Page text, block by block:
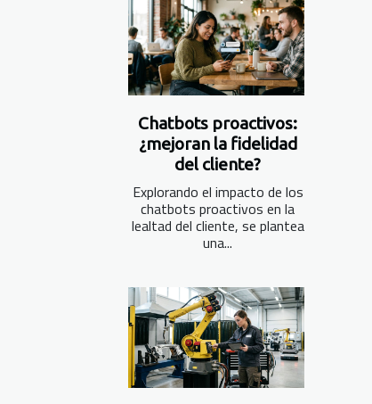
Chatbots proactivos:
¿mejoran la fidelidad
del cliente?
Explorando el impacto de los
chatbots proactivos en la
lealtad del cliente, se plantea
una...